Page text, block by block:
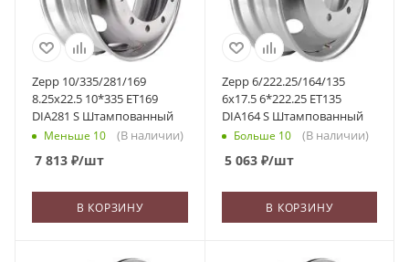
Zepp 10/335/281/169
8.25x22.5 10*335 ET169
DIA281 S Штампованный
Меньше 10 (В наличии)
7 813 ₽/шт
В КОРЗИНУ
Zepp 6/222.25/164/135
6x17.5 6*222.25 ET135
DIA164 S Штампованный
Больше 10 (В наличии)
5 063₽/шт
В КОРЗИНУ